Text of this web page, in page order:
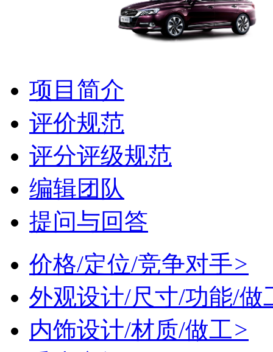
项目简介
评价规范
评分评级规范
编辑团队
提问与回答
价格/定位/竞争对手>
外观设计/尺寸/功能/做
内饰设计/材质/做工>